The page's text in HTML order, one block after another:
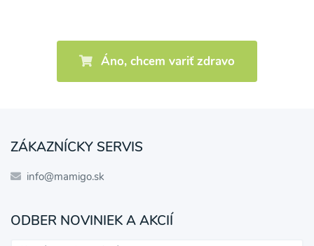
Áno, chcem variť zdravo
ZÁKAZNÍCKY SERVIS
info@mamigo.sk
ODBER NOVINIEK A AKCIÍ